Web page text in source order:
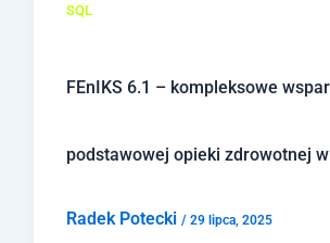
SQL
FEnIKS 6.1 – kompleksowe
podstawowej opieki zdrowotnej
Radek Potecki / 29 lipca, 2025